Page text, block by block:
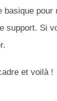
pour
support. Si
et voilà !